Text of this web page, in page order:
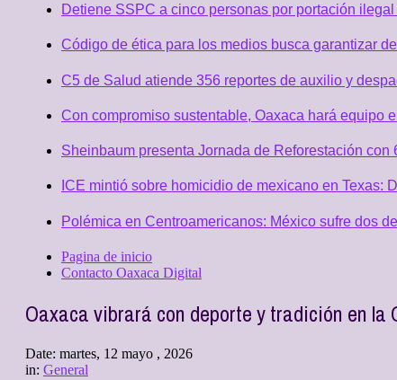
Detiene SSPC a cinco personas por portación
Código de ética para los medios busca garantizar
C5 de Salud atiende 356 reportes de auxilio y
Con compromiso sustentable, Oaxaca hará equipo
Sheinbaum presenta Jornada de Reforestación con
ICE mintió sobre homicidio de mexicano en Texas:
Polémica en Centroamericanos: México sufre dos
Pagina de inicio
Contacto Oaxaca Digital
Oaxaca vibrará con deporte y tradición en la
Date: martes, 12 mayo , 2026
in: General